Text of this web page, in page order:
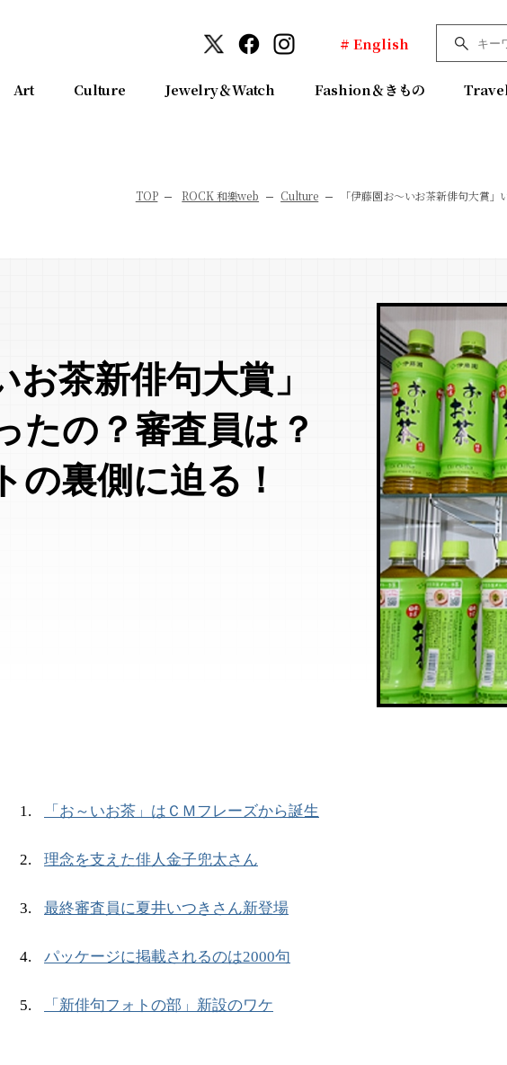
# English
Art Culture Jewelry＆Watch Fashion＆きもの
TOP ROCK 和樂web Culture 「伊藤園お～いお茶新俳句大賞
お茶新俳句大賞」
たの？審査員は？
の裏側に迫る！
「お～いお茶」はＣＭフレーズから誕生
理念を支えた俳人金子兜太さん
最終審査員に夏井いつきさん新登場
パッケージに掲載されるのは2000句
「新俳句フォトの部」新設のワケ